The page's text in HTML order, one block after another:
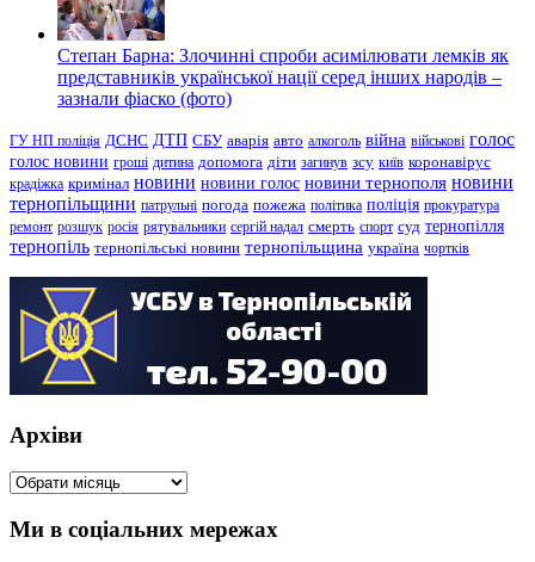
Степан Барна: Злочинні спроби асимілювати лемків як
представників української нації серед інших народів –
зазнали фіаско (фото)
ГУ НП поліція ДСНС ДТП СБУ аварія авто алкоголь війна військові голос
голос новини гроші дитина допомога діти загинув зсу київ коронавірус
крадіжка кримінал новини новини голос новини тернополя новини
тернопільщини патрульні погода пожежа політика поліція прокуратура
ремонт розшук росія рятувальники сергій надал смерть спорт суд тернопілля
тернопіль тернопільські новини тернопільщина україна чортків
Архіви
Архіви
Ми в соціальних мережах